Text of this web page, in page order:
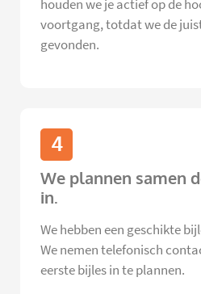
houden we je actief op de
voortgang, totdat we de
gevonden.
4
We plannen samen
in.
We hebben een geschikte
We nemen telefonisch
eerste bijles in te plannen.